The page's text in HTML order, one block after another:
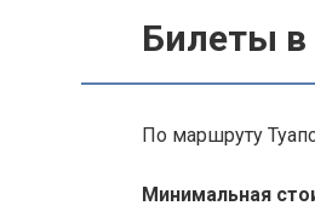
Билеты в
По маршруту
Минимальная